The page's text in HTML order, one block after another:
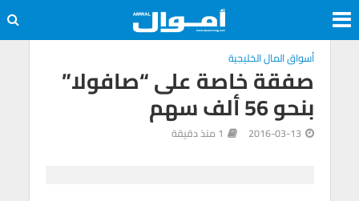
أسواق المال الخليجية
صفقة خاصة على “صافولا”
بنحو 56 ألف سهم
2016-03-13 1 منذ دقيقة